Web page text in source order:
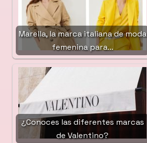
Marella, la marca italiana de moda
femenina para…
¿Conoces las diferentes marcas
de Valentino?